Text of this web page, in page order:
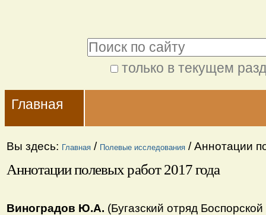
содержимому.
Перейти
навигации
только в текущем
поиск
Navigation
Главная
Вы здесь: Главная / Полевые исследования /Аннотации
Аннотации полевых работ 2017 года
Виноградов Ю.А. (Бугазский отряд